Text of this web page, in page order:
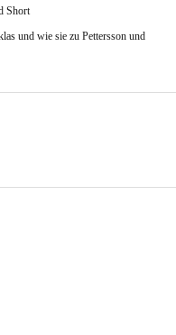
Short
und wie sie zu Pettersson und